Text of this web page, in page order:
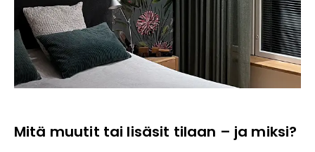
Mitä muutit tai lisäsit tilaan – ja miksi?